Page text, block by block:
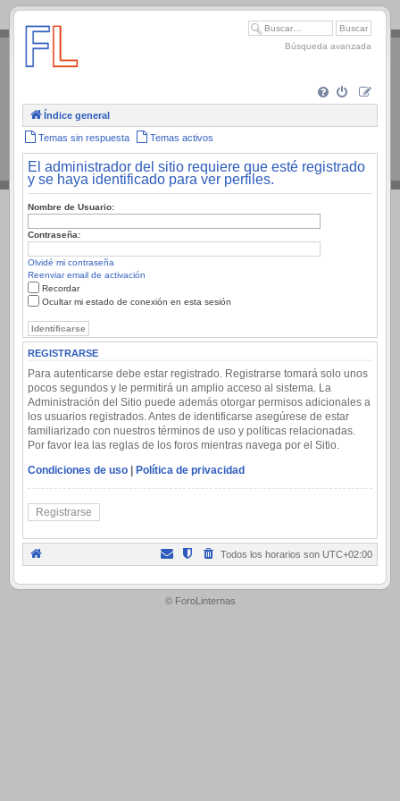
.
Búsqueda avanzada
Índice general
Temas sin respuesta Temas activos
El administrador del sitio requiere que esté registrado
y se haya identificado para ver perfiles.
Nombre de Usuario:
Contraseña:
Olvidé mi contraseña
Reenviar email de activación
Recordar
Ocultar mi estado de conexión en esta sesión
REGISTRARSE
Para autenticarse debe estar registrado. Registrarse tomará solo unos
pocos segundos y le permitirá un amplio acceso al sistema. La
Administración del Sitio puede además otorgar permisos adicionales a
los usuarios registrados. Antes de identificarse asegúrese de estar
familiarizado con nuestros términos de uso y políticas relacionadas.
Por favor lea las reglas de los foros mientras navega por el Sitio.
Condiciones de uso | Política de privacidad
Registrarse
Todos los horarios son UTC+02:00
.
© ForoLinternas